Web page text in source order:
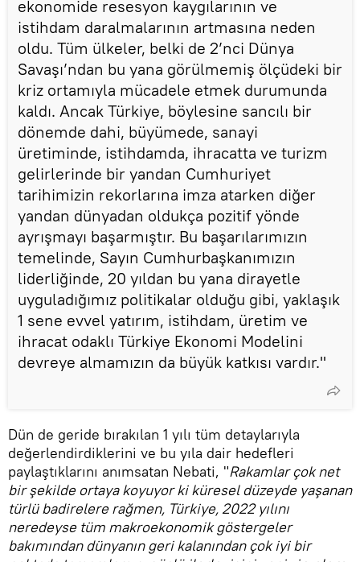
ekonomide resesyon kaygılarının ve
istihdam daralmalarının artmasına neden
oldu. Tüm ülkeler, belki de 2’nci Dünya
Savaşı’ndan bu yana görülmemiş ölçüdeki bir
kriz ortamıyla mücadele etmek durumunda
kaldı. Ancak Türkiye, böylesine sancılı bir
dönemde dahi, büyümede, sanayi
üretiminde, istihdamda, ihracatta ve turizm
gelirlerinde bir yandan Cumhuriyet
tarihimizin rekorlarına imza atarken diğer
yandan dünyadan oldukça pozitif yönde
ayrışmayı başarmıştır. Bu başarılarımızın
temelinde, Sayın Cumhurbaşkanımızın
liderliğinde, 20 yıldan bu yana dirayetle
uyguladığımız politikalar olduğu gibi, yaklaşık
1 sene evvel yatırım, istihdam, üretim ve
ihracat odaklı Türkiye Ekonomi Modelini
devreye almamızın da büyük katkısı vardır."
Dün de geride bırakılan 1 yılı tüm detaylarıyla
değerlendirdiklerini ve bu yıla dair hedefleri
paylaştıklarını anımsatan Nebati, "Rakamlar çok net
bir şekilde ortaya koyuyor ki küresel düzeyde yaşanan
türlü badirelere rağmen, Türkiye, 2022 yılını
neredeyse tüm makroekonomik göstergeler
bakımından dünyanın geri kalanından çok iyi bir